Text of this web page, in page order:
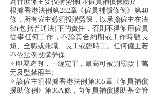
為什麼僱主要投購勞保(即僱員補償保險)?
根據香港法例第282章《僱員補償條例》第40
條，所有僱主必須投購勞保，以承擔僱主在法
律(包括普通法)下的責任，否則不得僱用僱員
從事任何工作，不論其合約期或工作時數長
短、全職或兼職、長工或臨時工。任何僱主若
不依法例投購勞保:
✧即屬違例，一經定罪，最高可被判罰款十萬
元及監禁兩年;
✧該僱主須根據香港法例第365章《僱員補償
援助條例》第36A條，向僱員補償援助基金管